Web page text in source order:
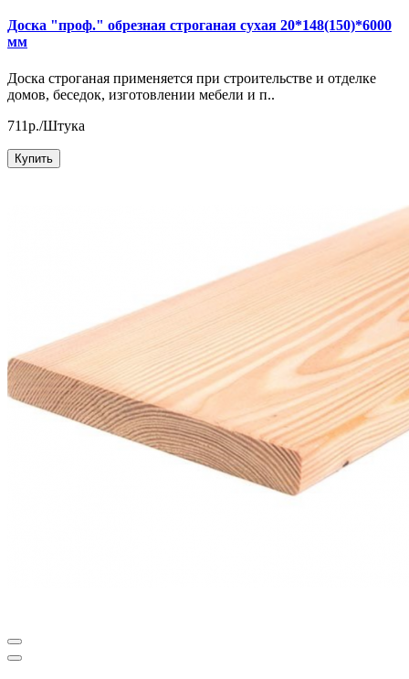
Доска "проф." обрезная строганая сухая 20*148(150)*6000
мм
Доска строганая применяется при строительстве и отделке
домов, беседок, изготовлении мебели и п..
711р./Штука
Купить